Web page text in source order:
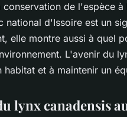
de l'espèce
national d'Issoire est un
elle montre aussi à quel
L'avenir du
et à maintenir un
lynx canadensis